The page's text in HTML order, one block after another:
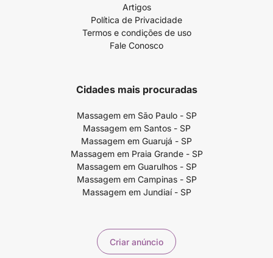
Artigos
Política de Privacidade
Termos e condições de uso
Fale Conosco
Cidades mais procuradas
Massagem em São Paulo - SP
Massagem em Santos - SP
Massagem em Guarujá - SP
Massagem em Praia Grande - SP
Massagem em Guarulhos - SP
Massagem em Campinas - SP
Massagem em Jundiaí - SP
Criar anúncio